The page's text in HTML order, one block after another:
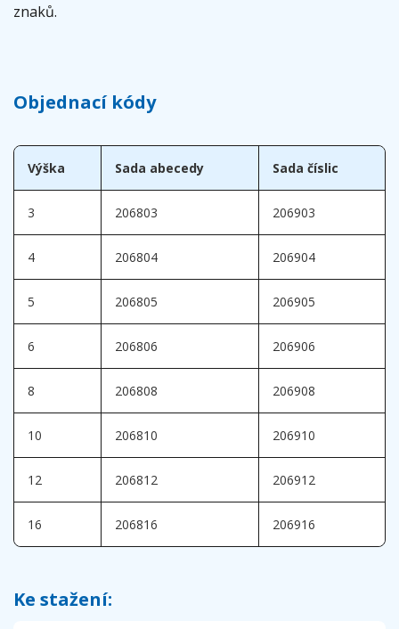
znaků.
Objednací kódy
Výška Sada abecedy Sada číslic
3 206803 206903
4 206804 206904
5 206805 206905
6 206806 206906
8 206808 206908
10 206810 206910
12 206812 206912
16 206816 206916
Ke stažení: